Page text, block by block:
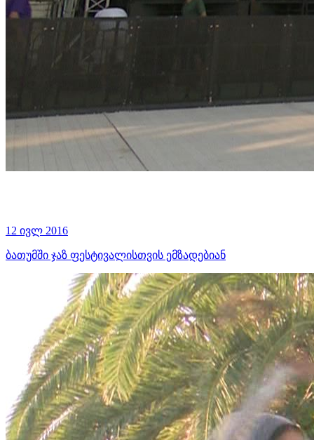
12 ივლ 2016
ბათუმში ჯაზ ფესტივალისთვის ემზადებიან